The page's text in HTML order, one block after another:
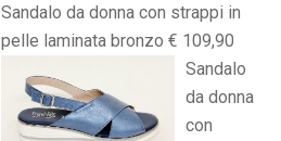
Sandalo da donna con strappi in
pelle laminata bronzo € 109,90
Sandalo
da donna
con